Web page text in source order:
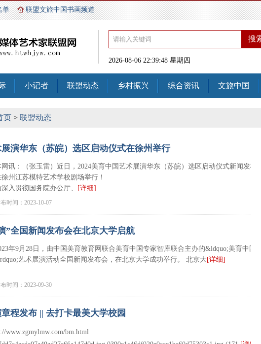
单 联盟文旅中国书画频道
2026-08-06 22:39:49 星期四
小记者 联盟动态 乡村振兴 综合资讯 文旅中国
页 > 联盟动态
演华东（苏皖）选区启动仪式在徐州举行
网讯：（张玉雷）近日，2024美育中国艺术展演华东（苏皖）选区启动仪式新闻发布会
徐州江苏模特艺术学校剧场举行！
深入贯彻国务院办公厅、
[详细]
时间：2023-10-07
”全国新闻发布会在北京大学启航
年9月28日，由中国美育教育网联合美育中国专家智库联合主办的&ldquo;美育中国
艺术展演活动全国新闻发布会，在北京大学成功举行。 北京大 [详细]
时间：2023-09-30
程发布 || 去打卡最美大学校园
www.zgmylmw.com/bm.html